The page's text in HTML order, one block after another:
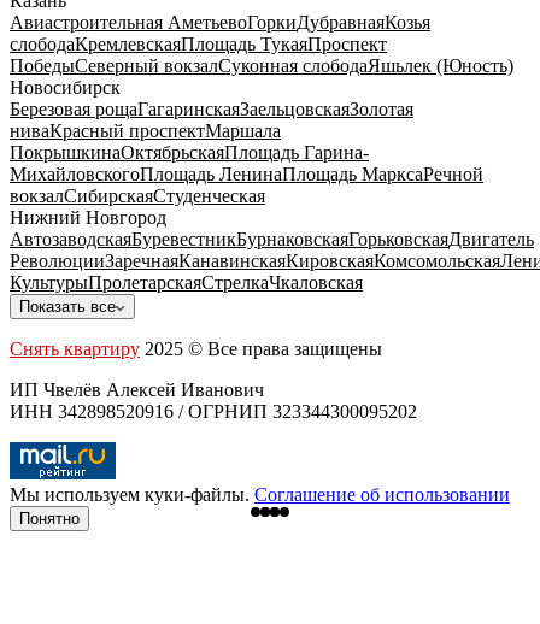
Авиастроительная АметьевоГоркиДубравнаяКозья
слободаКремлевскаяПлощадь ТукаяПроспект
ПобедыСеверный вокзалСуконная слободаЯшьлек (Юность)
Новосибирск
Березовая рощаГагаринскаяЗаельцовскаяЗолотая
ниваКрасный проспектМаршала
ПокрышкинаОктябрьскаяПлощадь Гарина-
МихайловскогоПлощадь ЛенинаПлощадь МарксаРечной
вокзалСибирскаяСтуденческая
Нижний Новгород
АвтозаводскаяБуревестникБурнаковскаяГорьковскаяДвигатель
РеволюцииЗаречнаяКанавинскаяКировскаяКомсомольская
КультурыПролетарскаяСтрелкаЧкаловская
Показать все
Снять квартиру 2025 © Все права защищены
ИП Чвелёв Алексей Иванович
ИНН 342898520916 / ОГРНИП 323344300095202
Мы используем куки-файлы. Соглашение об использовании
Понятно